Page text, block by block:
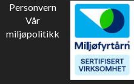
Personvern
Vår
miljøpolitikk